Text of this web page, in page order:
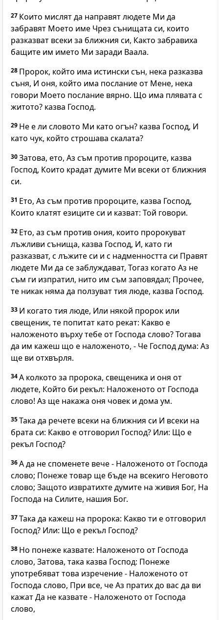
27 Които мислят да направят людете Ми да
забравят Моето име Чрез сънищата си, които
разказват всеки за ближния си, Както забравиха
бащите им името Ми заради Ваала.
28 Пророк, който има истински сън, нека разказва
съня, И оня, който има послание от Мене, нека
говори Моето послание вярно. Що има плявата с
житото? казва Господ.
29 Не е ли словото Ми като огън? казва Господ, И
като чук, който строшава скалата?
30Затова, ето, Аз съм против пророците, казва
Господ, Които крадат думите Ми всеки от ближния
си.
31 Ето, Аз съм против пророците, казва Господ,
Които клатят езиците си и казват: Той говори.
32 Ето, аз съм против ония, които пророкуват
лъжливи сънища, казва Господ, И, като ги
разказват, с лъжите си и с надменността си Правят
людете Ми да се заблуждават, Тогаз когато Аз не
съм ги изпратил, нито им съм заповядал; Прочее,
те никак няма да ползуват тия люде, казва Господ.
33 И когато тия люде, Или някой пророк или
свещеник, те попитат като рекат: Какво е
наложеното върху тебе от Господа слово? Тогава
да им кажеш що е наложеното, - Че Господ дума: Аз
ще ви отхвърля.
34А колкото за пророка, свещеника и оня от
людете, Който би рекъл: Наложеното от Господа
слово! Аз ще накажа оня човек и дома ум.
35Така да речете всеки на ближния си И всеки на
брата си: Какво е отговорил Господ? Или: Що е
рекъл Господ?
36А да не споменете вече - Наложеното от Господа
слово; Понеже товар ще бъде на всекиго Неговото
слово; Защото извратихте думите на живия Бог, На
Господа на Силите, нашия Бог.
37Така да кажеш на пророка: Какво ти е отговорил
Господ? Или: Що е рекъл Господ?
38 Но понеже казвате: Наложеното от Господа
слово, Затова, така казва Господ: Понеже
употребяват това изречение - Наложеното от
Господа слово, При все, че Аз пратих до вас да ви
кажат Да не казвате - Наложеното от Господа
слово,